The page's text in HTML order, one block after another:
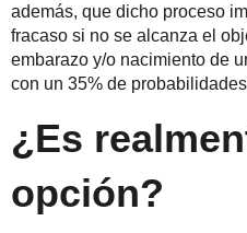
además, que dicho proceso
fracaso si no se alcanza el
embarazo y/o nacimiento de
con un 35% de
¿Es
opción?